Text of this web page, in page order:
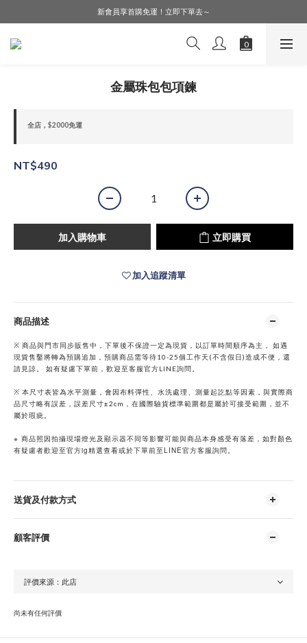
LINE好友募集中，加入就送購物金$50！
新會員享首購免運！立即下單去～
會員購物享會員價，點擊登入查詢會員折扣！
金屬珠包包項鍊
全店，$2000免運
NT$490
加入購物車 立即購買
加入追蹤清單
商品描述
※ 商品與門市同步販售中，下單後不保證一定為現貨，以訂單時間順序為主， 如遇
現貨售鑿將轉為預購追加，預購商品需等待10-25個工作天(不含假日)造成不便，還
請見諒。 如有疑慮下單前，歡迎至客服官方LINE詢問。
※ 本尺寸表皆為水平測量，會因布料彈性、水洗處理、測量起訖點等因素，與實際商
品尺寸略有誤差，誤差尺寸±2cm，在國際驗貨標準範圍都是屬於可接受範圍，並不
屬於瑕疵。
※ 商品照因拍攝現場燈光及顯示器不同等影響可能與商品本身感受有落差，如對顏色
有疑慮者歡迎至官方ig精選查看或於下單前至LINE官方客服詢問。
送貨及付款方式
顧客評價
尚未有任何評價